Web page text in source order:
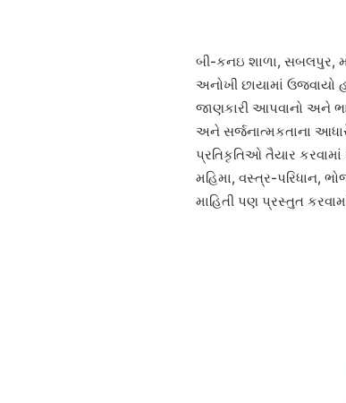
બી-કનઇ શાળા, સબલપુર,
અનોખી છાયામાં ઉજવાયો
જાણકારી આપવાનો અને
અને સર્જનાત્મકતાના
પ્રતિકૃતિઓ તૈયાર
મહિમા, વસ્ત્ર-પરિધાન,
માહિતી પણ પ્રસ્તુત